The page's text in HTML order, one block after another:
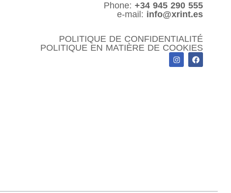
Phone: +34 945 290 555
e-mail: info@xrint.es
POLITIQUE DE CONFIDENTIALITÉ
POLITIQUE EN MATIÈRE DE COOKIES